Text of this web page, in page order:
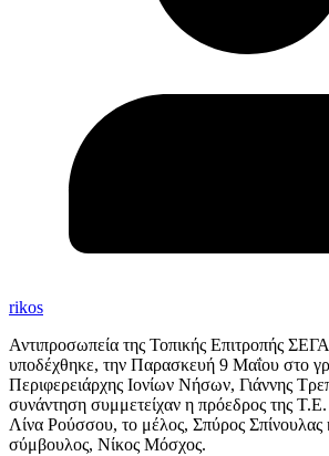
rikos
Αντιπροσωπεία της Τοπικής Επιτροπής
υποδέχθηκε, την Παρασκευή 9 Μαΐου στο
Περιφερειάρχης Ιονίων Νήσων, Γιάννης
συνάντηση συμμετείχαν η πρόεδρος της
Λίνα Ρούσσου, το μέλος, Σπύρος Σπίνουλας
σύμβουλος, Νίκος Μόσχος.